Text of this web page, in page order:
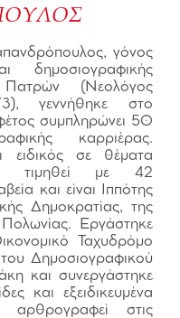
γόνος
δημοσιογραφικής
Πατρών (Νεολόγος
γεννήθηκε στο
συμπληρώνει 50
καρριέρας.
ειδικός σε θέματα
τιμηθεί με 42
και είναι Ιππότης
Δημοκρατίας, της
Εργάστηκε
Ταχυδρόμο
Δημοσιογραφικού
και συνεργάστηκε
και εξειδικευμένα
αρθρογραφεί στις